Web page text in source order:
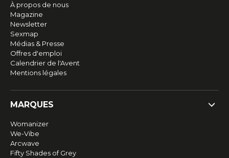
À propos de nous
Magazine
Newsletter
Sexmap
Médias & Presse
Offres d'emploi
Calendrier de l'Avent
Mentions légales
MARQUES
Womanizer
We-Vibe
Arcwave
Fifty Shades of Grey